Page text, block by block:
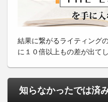
結果に繋がるライティング
に１０倍以上もの差が出て
知らなかったでは済